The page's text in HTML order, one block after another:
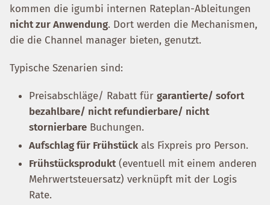
kommen die igumbi internen Rateplan-Ableitungen
nicht zur Anwendung. Dort werden die Mechanismen,
die die Channel manager bieten, genutzt.
Typische Szenarien sind:
Preisabschläge/ Rabatt für garantierte/ sofort
bezahlbare/ nicht refundierbare/ nicht
stornierbare Buchungen.
Aufschlag für Frühstück als Fixpreis pro Person.
Frühstücksprodukt(eventuell mit einem anderen
Mehrwertsteuersatz) verknüpft mit der Logis
Rate.